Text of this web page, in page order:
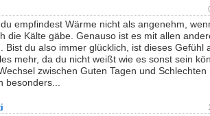
empfindest Wärme nicht als angenehm,
die Kälte gäbe. Genauso ist es mit allen
Bist du also immer glücklich, ist dieses Gefühl
mehr, da du nicht weißt wie es sonst sein
zwischen Guten Tagen und Schlechten
besonders...